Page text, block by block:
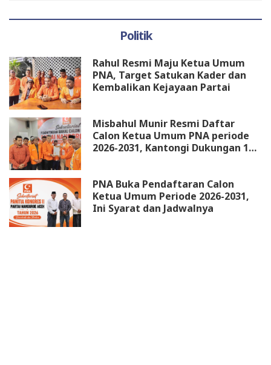
Politik
Rahul Resmi Maju Ketua Umum
PNA, Target Satukan Kader dan
Kembalikan Kejayaan Partai
Misbahul Munir Resmi Daftar
Calon Ketua Umum PNA periode
2026-2031, Kantongi Dukungan 18
PNA Buka Pendaftaran Calon
Ketua Umum Periode 2026-2031,
Ini Syarat dan Jadwalnya